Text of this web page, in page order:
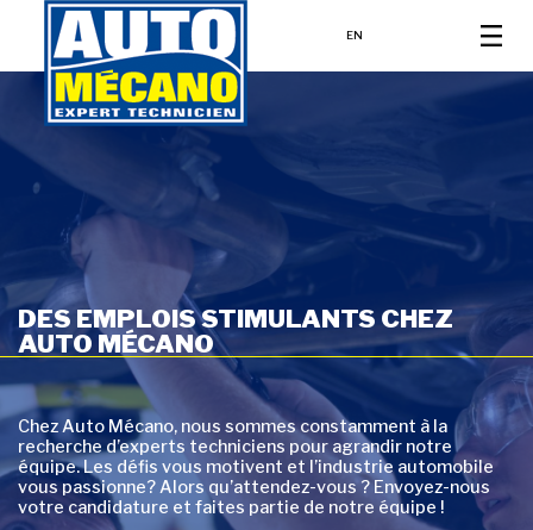
EN
DES EMPLOIS STIMULANTS CHEZ
AUTO MÉCANO
Chez Auto Mécano, nous sommes constamment à la
recherche d’experts techniciens pour agrandir notre
équipe. Les défis vous motivent et l’industrie automobile
vous passionne? Alors qu’attendez-vous ? Envoyez-nous
votre candidature et faites partie de notre équipe !